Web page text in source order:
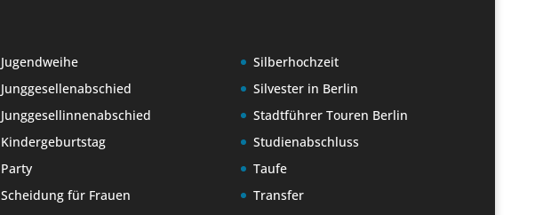
Jugendweihe
Junggesellenabschied
Junggesellinnenabschied
Kindergeburtstag
Party
Scheidung für Frauen
Silberhochzeit
Silvester in Berlin
Stadtführer Touren Berlin
Studienabschluss
Taufe
Transfer